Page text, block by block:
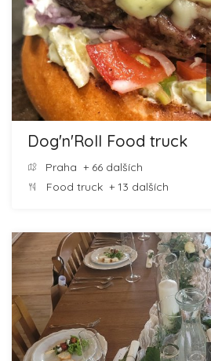
Dog'n'Roll Food truck
Praha + 66 dalších
Food truck + 13 dalších